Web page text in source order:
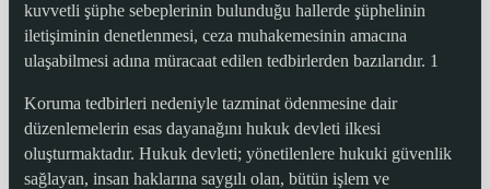
kuvvetli şüphe sebeplerinin bulunduğu hallerde şüphelinin
iletişiminin denetlenmesi, ceza muhakemesinin amacına
ulaşabilmesi adına müracaat edilen tedbirlerden bazılarıdır. 1
Koruma tedbirleri nedeniyle tazminat ödenmesine dair
düzenlemelerin esas dayanağını hukuk devleti ilkesi
oluşturmaktadır. Hukuk devleti; yönetilenlere hukuki güvenlik
sağlayan, insan haklarına saygılı olan, bütün işlem ve